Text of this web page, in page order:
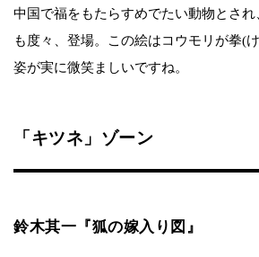
中国で福をもたらすめでたい動物とさ
も度々、登場。この絵はコウモリが拳(
姿が実に微笑ましいですね。
「キツネ」ゾーン
鈴木其一『狐の嫁入り図』